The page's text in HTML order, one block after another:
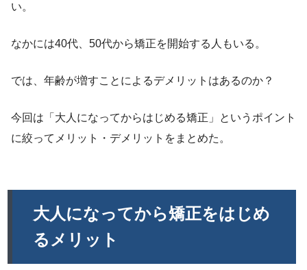
い。
なかには40代、50代から矯正を開始する人もいる。
では、年齢が増すことによるデメリットはあるのか？
今回は「大人になってからはじめる矯正」というポイント
に絞ってメリット・デメリットをまとめた。
大人になってから矯正をはじめ
るメリット